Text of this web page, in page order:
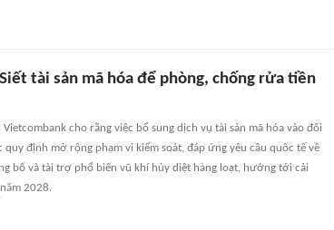
tài sản mã hóa để phòng, chống rửa tiền
Vietcombank cho rằng việc bổ sung dịch vụ tài sản mã hóa vào đối
định mở rộng phạm vi kiểm soát, đáp ứng yêu cầu quốc tế về
bố và tài trợ phổ biến vũ khí hủy diệt hàng loạt, hướng tới cải
2028.